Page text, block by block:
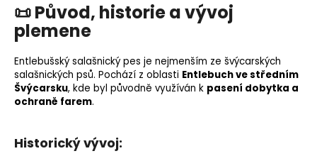
📜Původ, historie a vývoj
plemene
Entlebušský salašnický pes je nejmenším ze švýcarských
salašnických psů. Pochází z oblasti Entlebuch ve středním
Švýcarsku, kde byl původně využíván k pasení dobytka a
ochraně farem.
Historický vývoj: